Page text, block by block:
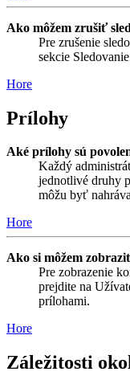
Ako môžem zrušiť
Pre zrušenie
sekcie
Hore
Prílohy
Aké prílohy sú
Každý
jednotlivé druhy
môžu byť
Hore
Ako si môžem
Pre zobrazenie
prejdite na
prílohami.
Hore
Záležitosti